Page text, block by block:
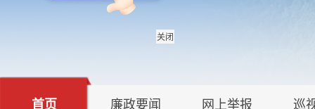
首页 廉政要闻 网上举报 巡
关闭